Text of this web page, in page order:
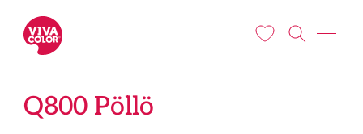
Q800 Pöllö